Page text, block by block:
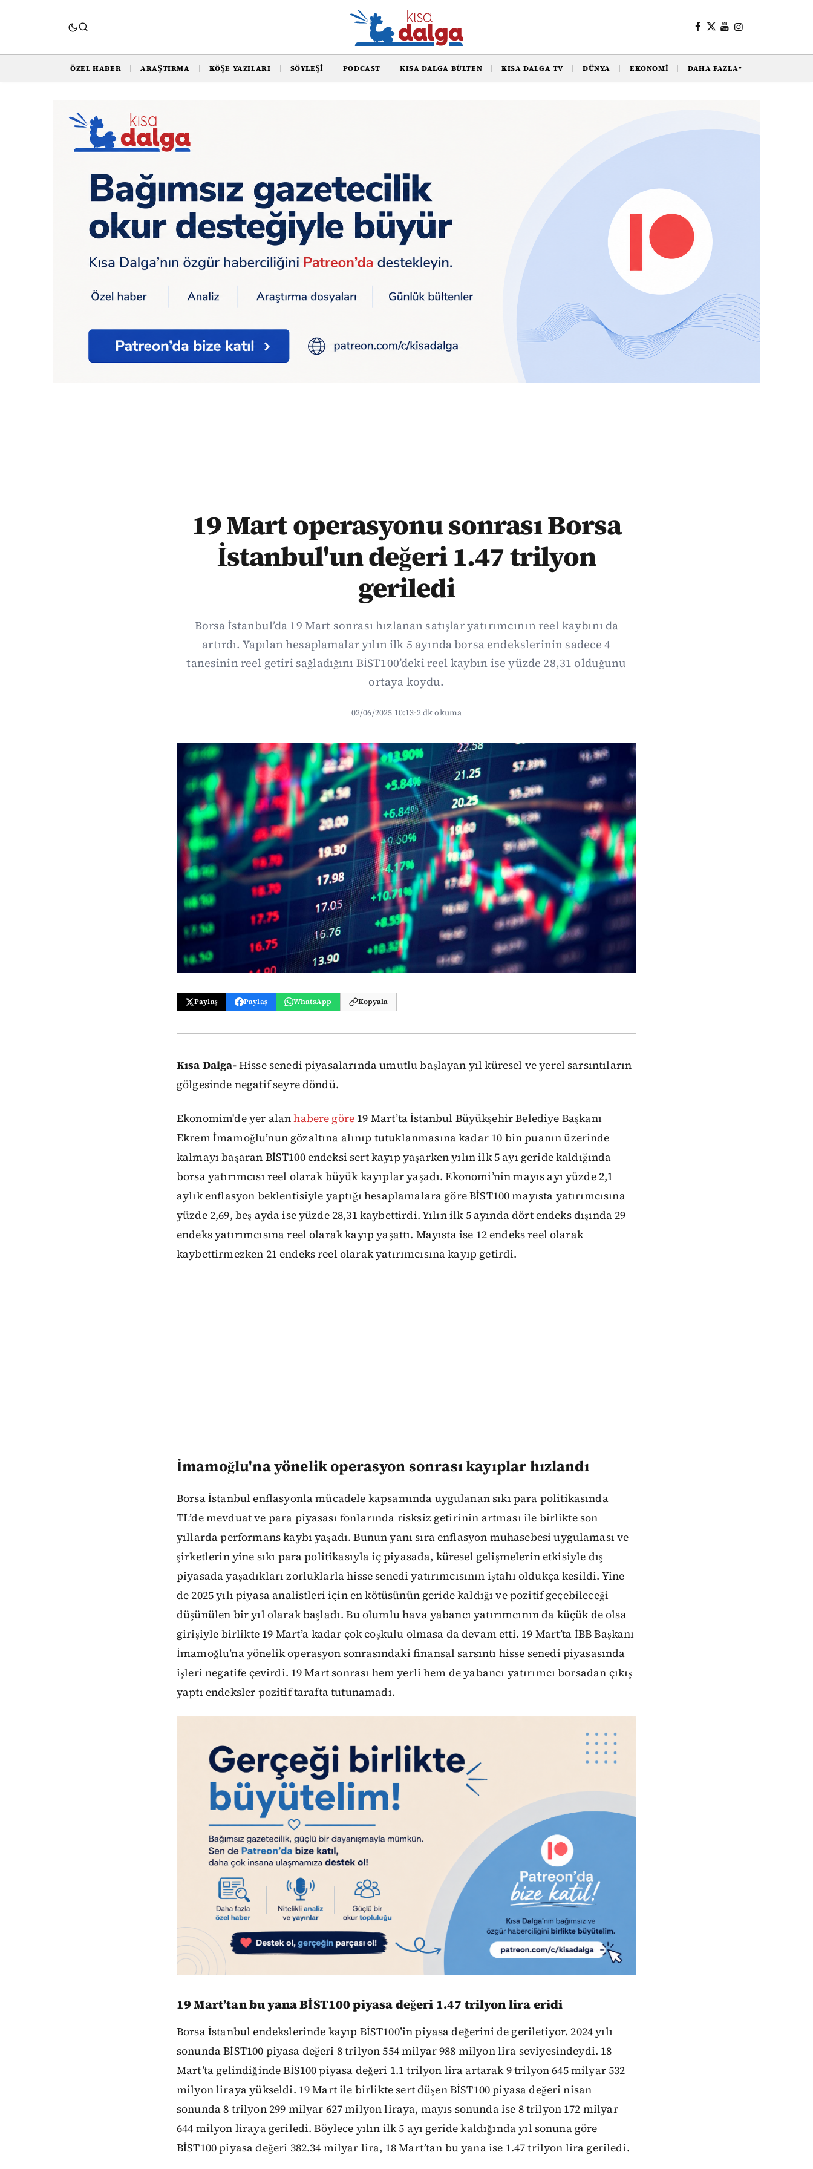
ÖZEL HABER ARAŞTIRMA KÖŞE YAZILARI SÖYLEŞI PODCAST KISA DALGA BÜLTEN KISA DALGA TV DÜNYA EKONOMI DAHA FAZLA▼
19 Mart operasyonu sonrası Borsa
İstanbul'un değeri 1.47 trilyon
geriledi
Borsa İstanbul’da 19 Mart sonrası hızlanan satışlar yatırımcının reel kaybını da
artırdı. Yapılan hesaplamalar yılın ilk 5 ayında borsa endekslerinin sadece 4
tanesinin reel getiri sağladığını BİST100’deki reel kaybın ise yüzde 28,31 olduğunu
ortaya koydu.
02/06/2025 10:13·2 dk okuma
Paylaş Paylaş WhatsApp Kopyala
Kısa Dalga-Hisse senedi piyasalarında umutlu başlayan yıl küresel ve yerel sarsıntıların
gölgesinde negatif seyre döndü.
Ekonomim'de yer alanhabere göre 19 Mart’ta İstanbul Büyükşehir Belediye Başkanı
Ekrem İmamoğlu’nun gözaltına alınıp tutuklanmasına kadar 10 bin puanın üzerinde
kalmayı başaran BİST100 endeksi sert kayıp yaşarken yılın ilk 5 ayı geride kaldığında
borsa yatırımcısı reel olarak büyük kayıplar yaşadı. Ekonomi’nin mayıs ayı yüzde 2,1
aylık enflasyon beklentisiyle yaptığı hesaplamalara göre BİST100 mayısta yatırımcısına
yüzde 2,69, beş ayda ise yüzde 28,31 kaybettirdi. Yılın ilk 5 ayında dört endeks dışında 29
endeks yatırımcısına reel olarak kayıp yaşattı. Mayısta ise 12 endeks reel olarak
kaybettirmezken 21 endeks reel olarak yatırımcısına kayıp getirdi.
İmamoğlu'na yönelik operasyon sonrası kayıplar hızlandı
Borsa İstanbul enflasyonla mücadele kapsamında uygulanan sıkı para politikasında
TL’de mevduat ve para piyasası fonlarında risksiz getirinin artması ile birlikte son
yıllarda performans kaybı yaşadı. Bunun yanı sıra enflasyon muhasebesi uygulaması ve
şirketlerin yine sıkı para politikasıyla iç piyasada, küresel gelişmelerin etkisiyle dış
piyasada yaşadıkları zorluklarla hisse senedi yatırımcısının iştahı oldukça kesildi. Yine
de 2025 yılı piyasa analistleri için en kötüsünün geride kaldığı ve pozitif geçebileceği
düşünülen bir yıl olarak başladı. Bu olumlu hava yabancı yatırımcının da küçük de olsa
girişiyle birlikte 19 Mart’a kadar çok coşkulu olmasa da devam etti. 19 Mart’ta İBB Başkanı
İmamoğlu’na yönelik operasyon sonrasındaki finansal sarsıntı hisse senedi piyasasında
işleri negatife çevirdi. 19 Mart sonrası hem yerli hem de yabancı yatırımcı borsadan çıkış
yaptı endeksler pozitif tarafta tutunamadı.
19 Mart’tan bu yana BİST100 piyasa değeri 1.47 trilyon lira eridi
Borsa İstanbul endekslerinde kayıp BİST100’in piyasa değerini de geriletiyor. 2024 yılı
sonunda BİST100 piyasa değeri 8 trilyon 554 milyar 988 milyon lira seviyesindeydi. 18
Mart’ta gelindiğinde BİS100 piyasa değeri 1.1 trilyon lira artarak 9 trilyon 645 milyar 532
milyon liraya yükseldi. 19 Mart ile birlikte sert düşen BİST100 piyasa değeri nisan
sonunda 8 trilyon 299 milyar 627 milyon liraya, mayıs sonunda ise 8 trilyon 172 milyar
644 milyon liraya geriledi. Böylece yılın ilk 5 ayı geride kaldığında yıl sonuna göre
BİST100 piyasa değeri 382.34 milyar lira, 18 Mart’tan bu yana ise 1.47 trilyon lira geriledi.